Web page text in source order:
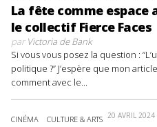
La fête comme
le collectif Fierce Faces
parVictoria de Bank
Si vous vous posez la question :
politique ?” J’espère que mon
comment avec le...
CINÉMA CULTURE & ARTS 20 AVRIL 2024